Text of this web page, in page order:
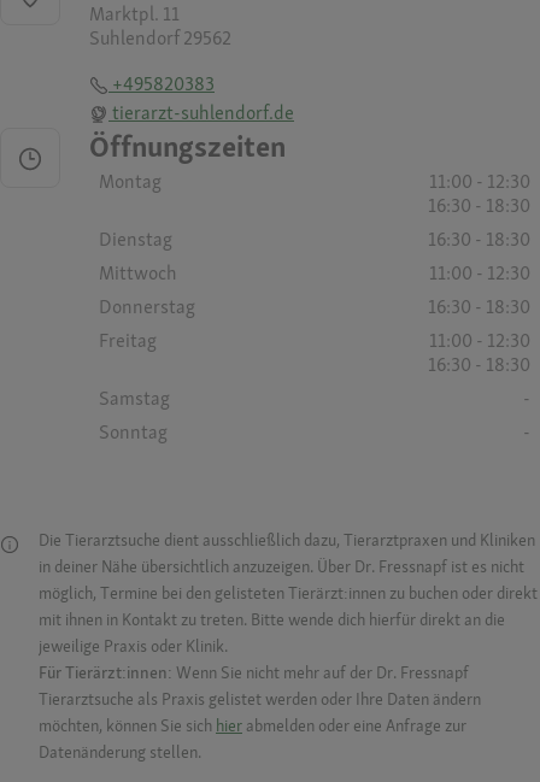
Marktpl. 11
Suhlendorf 29562
+495820383
tierarzt-suhlendorf.de
Öffnungszeiten
Montag
11:00 - 12:30
16:30 - 18:30
Dienstag
16:30 - 18:30
Mittwoch
11:00 - 12:30
Donnerstag
16:30 - 18:30
Freitag
11:00 - 12:30
16:30 - 18:30
Samstag
-
Sonntag
-
Die Tierarztsuche dient ausschließlich dazu, Tierarztpraxen und Kliniken
in deiner Nähe übersichtlich anzuzeigen. Über Dr. Fressnapf ist es nicht
möglich, Termine bei den gelisteten Tierärzt:innen zu buchen oder direkt
mit ihnen in Kontakt zu treten. Bitte wende dich hierfür direkt an die
jeweilige Praxis oder Klinik.
Für Tierärzt:innen: Wenn Sie nicht mehr auf der Dr. Fressnapf
Tierarztsuche als Praxis gelistet werden oder Ihre Daten ändern
möchten, können Sie sich hier abmelden oder eine Anfrage zur
Datenänderung stellen.